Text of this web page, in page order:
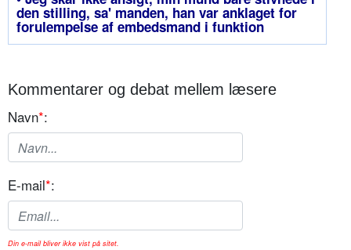
den stilling, sa' manden, han var anklaget for
forulempelse af embedsmand i funktion
Kommentarer og debat mellem læsere
Navn*:
E-mail*:
Din e-mail bliver ikke vist på sitet.